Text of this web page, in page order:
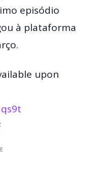
episódio
à plataforma
upon